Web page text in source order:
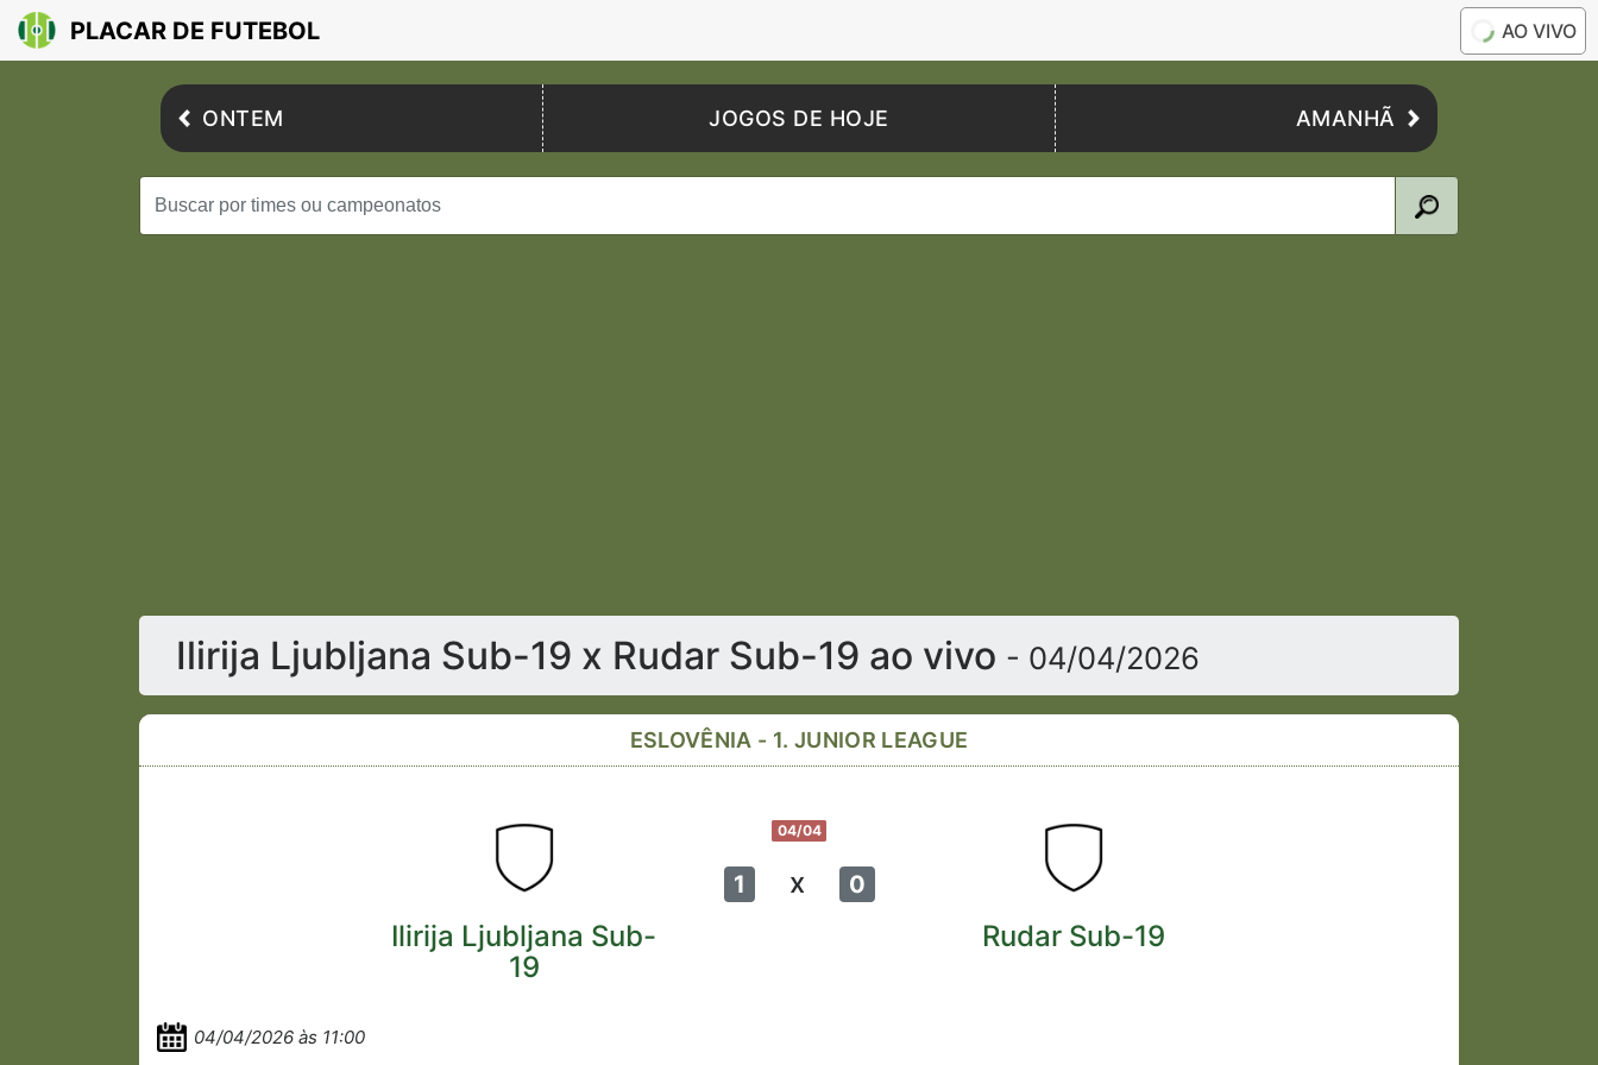
PLACAR DE FUTEBOL AO VIVO
ONTEM JOGOS DE HOJE AMANHÃ
Ilirija Ljubljana Sub-19 x Rudar Sub-19 ao vivo - 04/04/2026
ESLOVÊNIA - 1. JUNIOR LEAGUE
04/04
1 x 0
Ilirija Ljubljana Sub-
19
Rudar Sub-19
04/04/2026 às 11:00